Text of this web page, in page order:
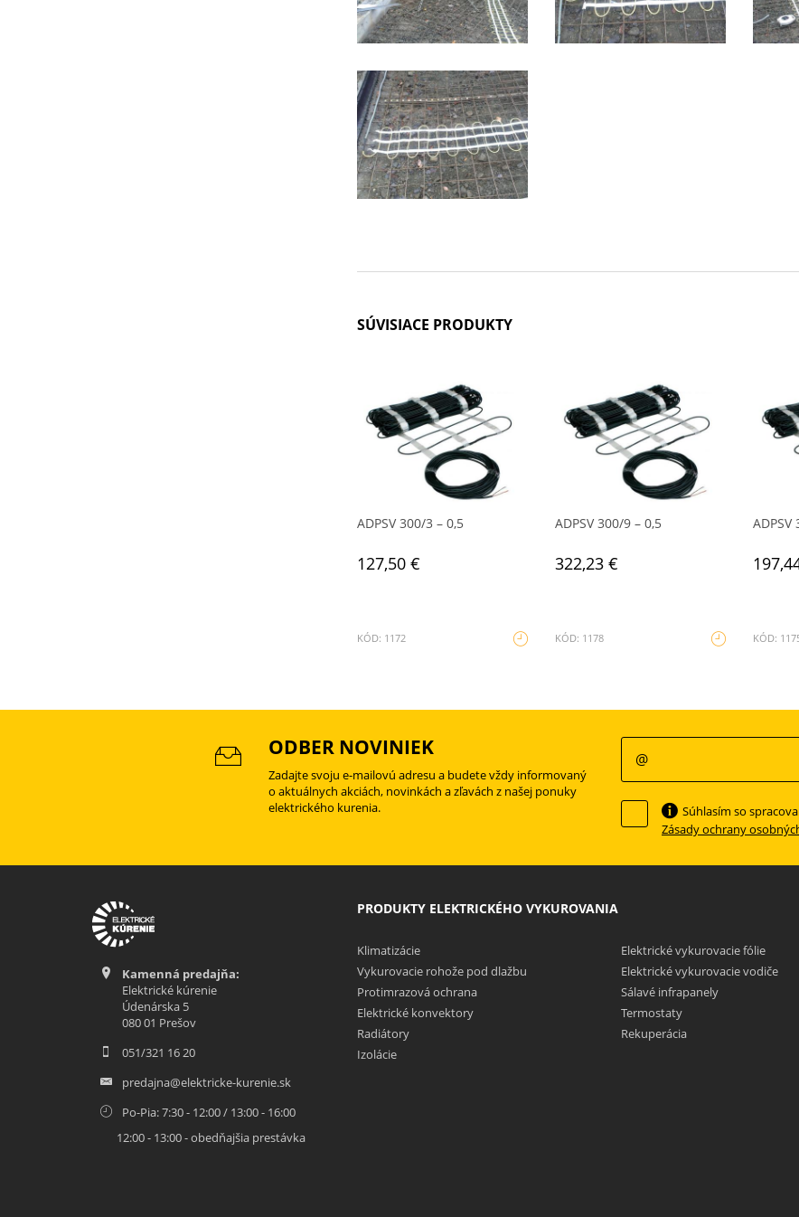
SÚVISIACE PRODUKTY
ADPSV 300/3 – 0,5
127,50 €
KÓD: 1172
ADPSV 300/9 – 0,5
322,23 €
KÓD: 1178
ADPSV
KÓD:
ODBER NOVINIEK
Zadajte svoju e-mailovú adresu a budete vždy informovaný
o aktuálnych akciách, novinkách a zľavách z našej ponuky
elektrického kurenia.
Súhlasím so
Zásady ochrany
Kamenná predajňa:
Elektrické kúrenie
Údenárska 5
080 01 Prešov
051/321 16 20
predajna@elektricke-kurenie.sk
Po-Pia: 7:30 - 12:00 / 13:00 - 16:00
12:00 - 13:00 - obedňajšia prestávka
PRODUKTY ELEKTRICKÉHO VYKUROVANIA
Klimatizácie
Elektrické vykurovacie fólie
Vykurovacie rohože pod dlažbu
Elektrické vykurovacie vodiče
Protimrazová ochrana
Sálavé infrapanely
Elektrické konvektory
Termostaty
Radiátory
Rekuperácia
Izolácie